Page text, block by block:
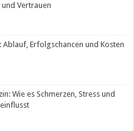
Vertrauen
Erfolgschancen und Kosten
Wie es Schmerzen, Stress und